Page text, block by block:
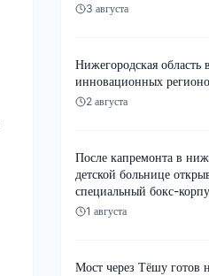
3 августа
Нижегородская
инновационных
2 августа
После капремонта в
детской больнице
специальный бокс-
1 августа
Мост через Тёшу готов